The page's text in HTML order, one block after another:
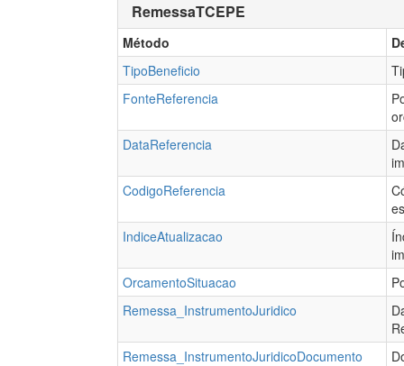
RemessaTCEPE
Método
TipoBeneficio
FonteReferencia
DataReferencia
CodigoReferencia
IndiceAtualizacao
OrcamentoSituacao
Remessa_InstrumentoJuridico
Remessa_InstrumentoJuridicoDocumento